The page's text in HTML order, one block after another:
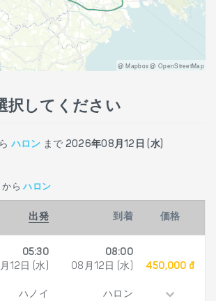
@ Mapbox @ OpenStreetMap
択してください
ハロン まで 2026年08月12日 (水)
からハロン
出発 到着 価格
05:30
12日 (水)
ハノイ
08:00
08月12日 (水)
ハロン
450,000 đ